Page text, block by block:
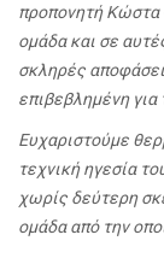
προπονητή Κώστα
ομάδα και σε
σκληρές
επιβεβλημένη
Ευχαριστούμε
τεχνική ηγεσία
χωρίς δεύτερη
ομάδα από την